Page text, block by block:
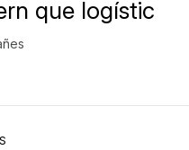
que logístic